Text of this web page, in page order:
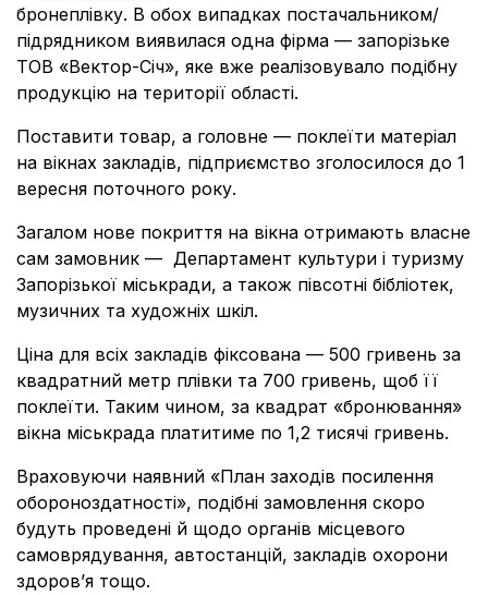
бронеплівку. В обох випадках постачальником/
підрядником виявилася одна фірма — запорізьке
ТОВ «Вектор-Січ», яке вже реалізовувало подібну
продукцію на території області.
Поставити товар, а головне — поклеїти матеріал
на вікнах закладів, підприємство зголосилося до 1
вересня поточного року.
Загалом нове покриття на вікна отримають власне
сам замовник — Департамент культури і туризму
Запорізької міськради, а також півсотні бібліотек,
музичних та художніх шкіл.
Ціна для всіх закладів фіксована — 500 гривень за
квадратний метр плівки та 700 гривень, щоб її
поклеїти. Таким чином, за квадрат «бронювання»
вікна міськрада платитиме по 1,2 тисячі гривень.
Враховуючи наявний «План заходів посилення
обороноздатності», подібні замовлення скоро
будуть проведені й щодо органів місцевого
самоврядування, автостанцій, закладів охорони
здоров’я тощо.